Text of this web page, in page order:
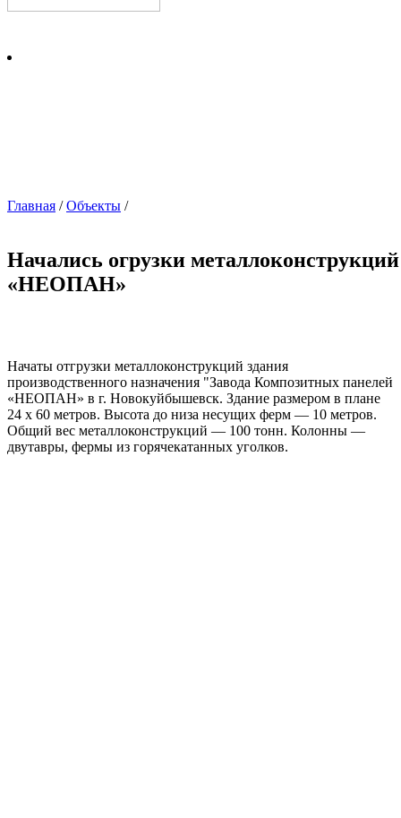
Главная /Объекты /
Начались огрузки
«НЕОПАН»
Начаты отгрузки металлоконструкций здания
производственного назначения "Завода Композитных панелей
«НЕОПАН» в г. Новокуйбышевск. Здание размером в плане
24 х 60 метров. Высота до низа несущих ферм — 10 метров.
Общий вес металлоконструкций — 100 тонн. Колонны —
двутавры, фермы из горячекатанных уголков.